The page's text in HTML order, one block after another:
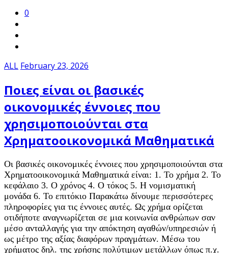
0
ALL February 23, 2026
Ποιες είναι οι βασικές
οικονομικές έννοιες που
χρησιμοποιούνται στα
Χρηματοοικονομικά Μαθηματικά
Οι βασικές οικονομικές έννοιες που χρησιμοποιούνται στα
Χρηματοοικονομικά Μαθηματικά είναι: 1. Το χρήμα 2. Το
κεφάλαιο 3. Ο χρόνος 4. Ο τόκος 5. Η νομισματική
μονάδα 6. Το επιτόκιο Παρακάτω δίνουμε περισσότερες
πληροφορίες για τις έννοιες αυτές. Ως χρήμα ορίζεται
οτιδήποτε αναγνωρίζεται σε μια κοινωνία ανθρώπων σαν
μέσο ανταλλαγής για την απόκτηση αγαθών/υπηρεσιών ή
ως μέτρο της αξίας διαφόρων πραγμάτων. Μέσω του
χρήματος δηλ. της χρήσης πολύτιμων μετάλλων όπως π.χ.